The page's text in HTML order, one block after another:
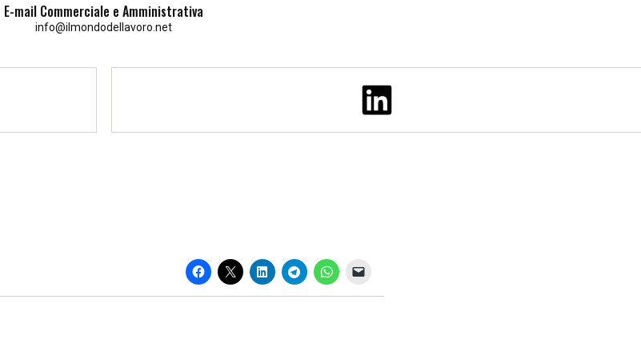
E-mail Commerciale e Amministrativa
info@ilmondodellavoro.net